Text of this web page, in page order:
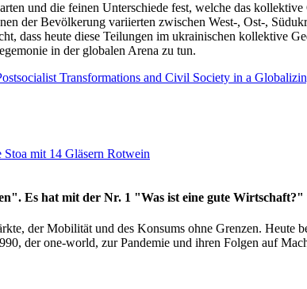
und die feinen Unterschiede fest, welche das
der Bevölkerung variierten zwischen West-, Ost-,
dass heute diese Teilungen im ukrainischen kollektive
in der globalen Arena zu tun.
Transformations and Civil Society in a
mit 14 Gläsern Rotwein
Es hat mit der Nr. 1 "Was ist eine gute
der Mobilität und des Konsums ohne Grenzen. Heute
der one-world, zur Pandemie und ihren Folgen auf